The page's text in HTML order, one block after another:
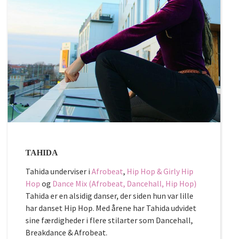
TAHIDA
Tahida underviser i Afrobeat, Hip Hop & Girly Hip
Hop og Dance Mix (Afrobeat, Dancehall, Hip Hop)
Tahida er en alsidig danser, der siden hun var lille
har danset Hip Hop. Med årene har Tahida udvidet
sine færdigheder i flere stilarter som Dancehall,
Breakdance & Afrobeat.